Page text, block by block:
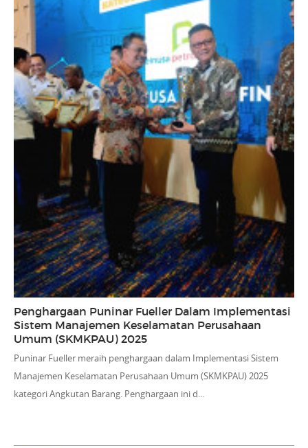
Penghargaan Puninar Fueller Dalam Implementasi
Sistem Manajemen Keselamatan Perusahaan
Umum (SKMKPAU) 2025
Puninar Fueller meraih penghargaan dalam Implementasi Sistem
Manajemen Keselamatan Perusahaan Umum (SKMKPAU) 2025
kategori Angkutan Barang. Penghargaan ini d...